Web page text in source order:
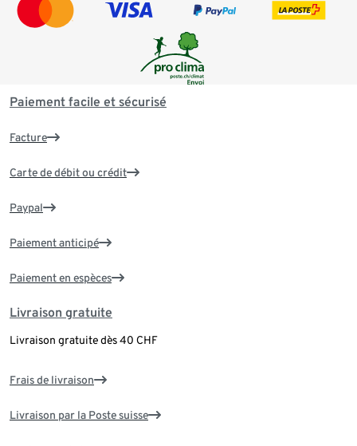
Paiement facile et sécurisé
Facture
Carte de débit ou crédit
Paypal
Paiement anticipé
Paiement en espèces
Livraison gratuite
Livraison gratuite dès 40 CHF
Frais de livraison
Livraison par la Poste suisse